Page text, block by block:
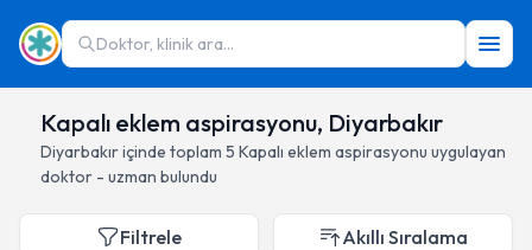
Doktor, klinik ara...
Kapalı eklem aspirasyonu, Diyarbakır
Diyarbakıriçinde toplam 5 Kapalı eklem aspirasyonu uygulayan
doktor - uzman bulundu
Filtrele Akıllı Sıralama